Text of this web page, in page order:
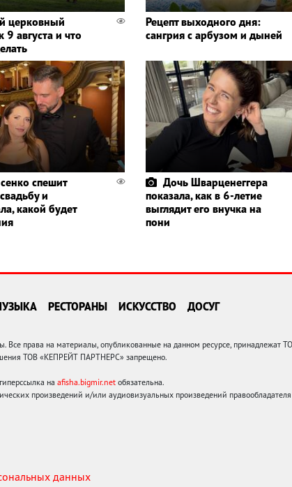
церковный
9 августа и что
Рецепт выходного дня:
сангрия с арбузом и дыней
спешит
и
какой будет
Дочь Шварценеггера
показала, как в 6-летие
выглядит его внучка на
пони
РЕСТОРАНЫ ИСКУССТВО ДОСУГ
права на материалы, опубликованные на данном ресурсе, принадлежат
ТОВ «КЕПРЕЙТ ПАРТНЕРС» запрещено.
на afisha.bigmir.net обязательна.
произведений и/или аудиовизуальных произведений правообладателя
данных